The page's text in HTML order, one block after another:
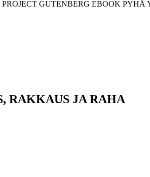
GUTENBERG EBOOK
RAKKAUS JA RAHA